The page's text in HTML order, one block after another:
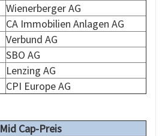
Wienerberger AG
CA Immobilien Anlagen AG
Verbund AG
SBO AG
Lenzing AG
CPI Europe AG
Mid Cap-Preis